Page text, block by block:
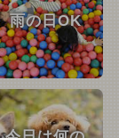
雨の日OK